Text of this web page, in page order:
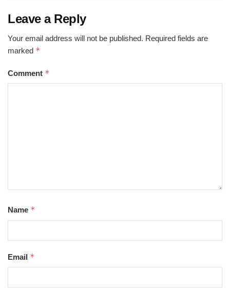
Leave a Reply
Your email address will not be published. Required fields are
marked *
Comment *
Name *
Email *